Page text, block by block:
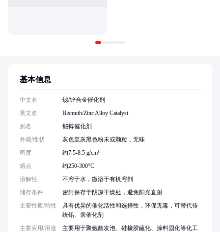
基本信息
中文名
铋/锌合金催化剂
英文名
Bismuth/Zinc Alloy Catalyst
别名
铋锌催化剂
外观/性状
灰色至灰黑色粉末或颗粒，无味
密度
约7.5-8.5 g/cm³
熔点
约250-300°C
溶解性
不溶于水，微溶于有机溶剂
储存条件
密封保存于阴凉干燥处，避免阳光直射
主要性质/特性
具有优异的催化活性和选择性，环保无毒，可替代传
统铅、汞催化剂
主要应用/用途
主要用于聚氨酯发泡、硅橡胶硫化、涂料固化等化工